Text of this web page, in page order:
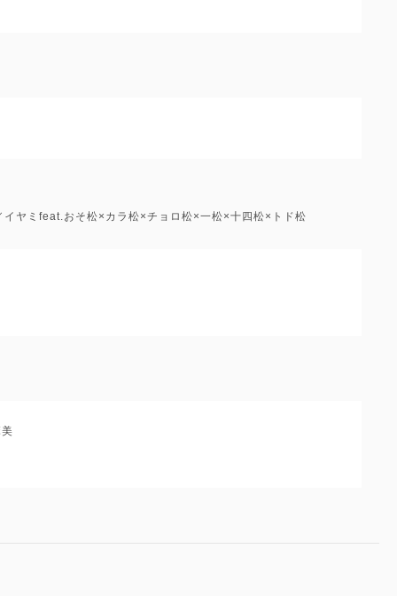
ヤミfeat.おそ松×カラ松×チョロ松×一松×十四松×トド松